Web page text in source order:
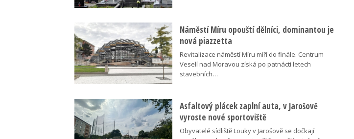
Náměstí Míru opouští dělníci, dominantou je
nová piazzetta
Revitalizace náměstí Míru míří do finále. Centrum
Veselí nad Moravou získá po patnácti letech
stavebních…
Asfaltový plácek zaplní auta, v Jarošově
vyroste nové sportoviště
Obyvatelé sídliště Louky v Jarošově se dočkají